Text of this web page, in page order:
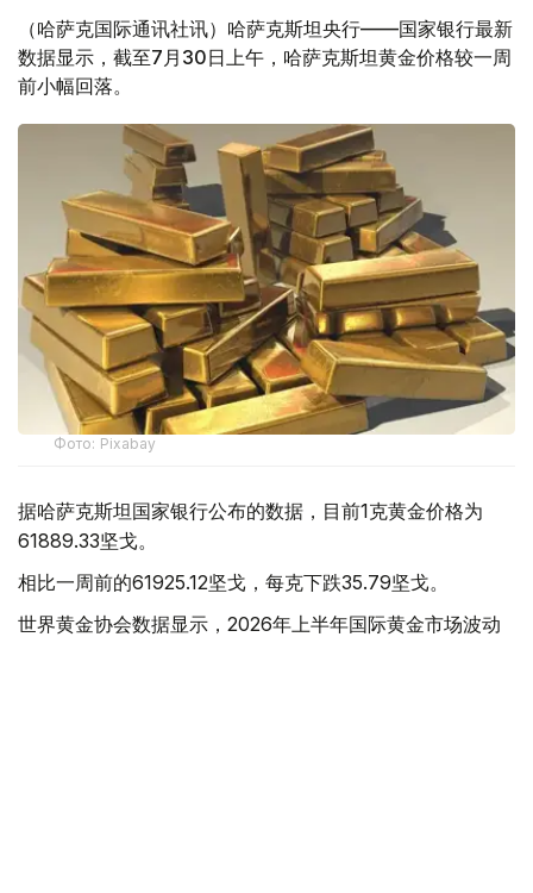
（哈萨克国际通讯社讯）哈萨克斯坦央行——国家银行最新
数据显示，截至7月30日上午，哈萨克斯坦黄金价格较一周
前小幅回落。
Фото: Pixabay
据哈萨克斯坦国家银行公布的数据，目前1克黄金价格为
61889.33坚戈。
相比一周前的61925.12坚戈，每克下跌35.79坚戈。
世界黄金协会数据显示，2026年上半年国际黄金市场波动